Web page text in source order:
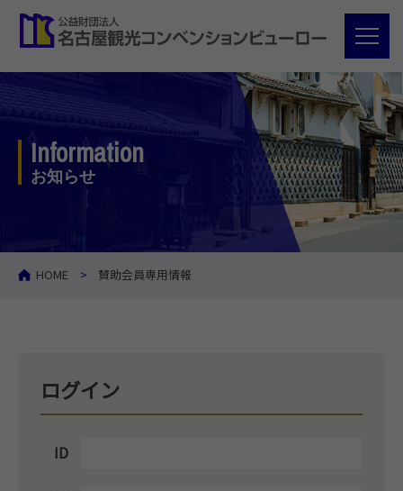
Information
お知らせ
HOME 賛助会員専用情報
ログイン
ID